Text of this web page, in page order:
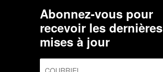
Abonnez-vous pour
recevoir les dernières
mises à jour